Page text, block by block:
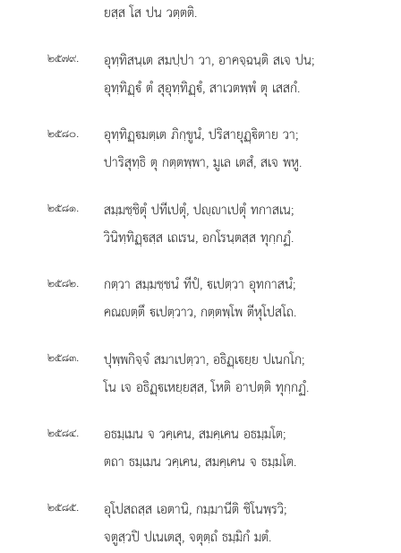
ยสฺส โส ปน วตฺตติ.
๒๕๗๙.
อุทฺทิสนฺเต สมปฺปา วา, อาคจฺฉนฺติ สเจ ปน;
อุทฺทิฏฺํ ตํ สุอุทฺทิฏฺํ, สาเวตพฺพํ ตุ เสสกํ.
๒๕๘๐.
อุทฺทิฏฺมตฺเต ภิกฺขูนํ, ปริสายุฏฺิตาย วา;
ปาริสุทฺธิ ตุ กตฺตพฺพา, มูเล เตสํ, สเจ พหู.
๒๕๘๑.
สมฺมชฺชิตุํ ปทีเปตุํ, ปฺาเปตุํ ทกาสเน;
วินิทฺทิฏฺสฺส เถเรน, อกโรนฺตสฺส ทุกฺกฏํ.
๒๕๘๒.
กตฺวา สมฺมชฺชนํ ทีปํ, เปตฺวา อุทกาสนํ;
คณตฺตึ เปตฺวาว, กตฺตพฺโพ ตีหุโปสโถ.
๒๕๘๓.
ปุพฺพกิจฺจํ สมาเปตฺวา, อธิฏฺเยฺย ปเนกโก;
โน เจ อธิฏฺเหยฺยสฺส, โหติ อาปตฺติ ทุกฺกฏํ.
๒๕๘๔. อธมฺเมน จ วคฺเคน, สมคฺเคน อธมฺมโต;
ตถา ธมฺเมน วคฺเคน, สมคฺเคน จ ธมฺมโต.
๒๕๘๕.
อุโปสถสฺส เอตานิ, กมฺมานีติ ชิโนพฺรวิ;
จตูสฺวปิ ปเนเตสุ, จตุตฺถํ ธมฺมิกํ มตํ.